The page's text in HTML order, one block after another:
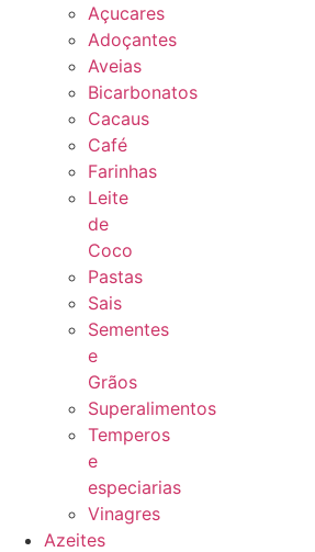
Açucares
Adoçantes
Aveias
Bicarbonatos
Cacaus
Café
Farinhas
Leite
de
Coco
Pastas
Sais
Sementes
e
Grãos
Superalimentos
Temperos
e
especiarias
Vinagres
Azeites